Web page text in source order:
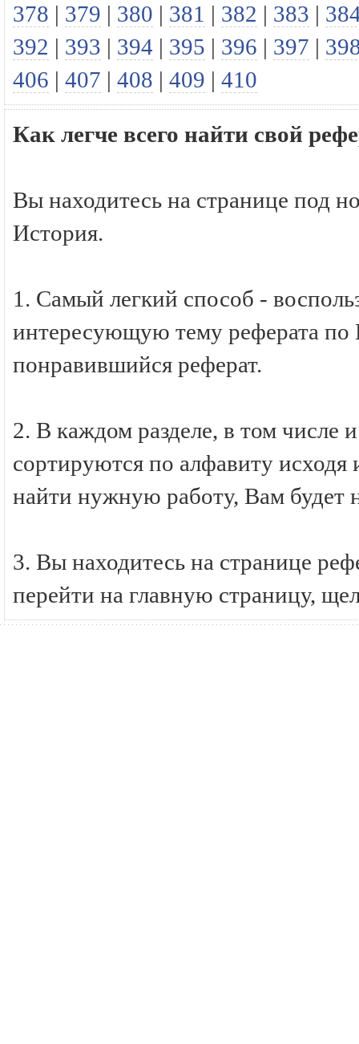
378 | 379 | 380 | 381 | 382 | 383 |
392 | 393 | 394 | 395 | 396 | 397 |
406 | 407 | 408 | 409 | 410
Как легче всего найти свой
Вы находитесь на странице под
История.
1. Самый легкий способ -
интересующую тему реферата по
понравившийся реферат.
2. В каждом разделе, в том числе
сортируются по алфавиту исходя
найти нужную работу, Вам будет
3. Вы находитесь на странице
перейти на главную страницу,